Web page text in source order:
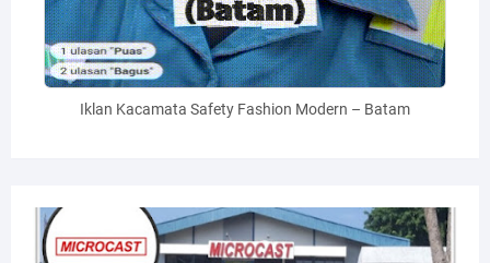
Iklan Kacamata Safety Fashion Modern – Batam